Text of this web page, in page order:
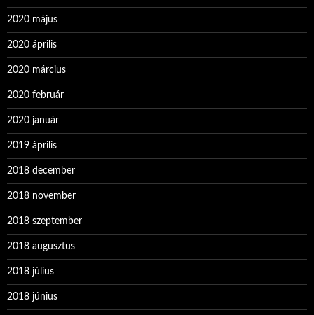
2020 május
2020 április
2020 március
2020 február
2020 január
2019 április
2018 december
2018 november
2018 szeptember
2018 augusztus
2018 július
2018 június